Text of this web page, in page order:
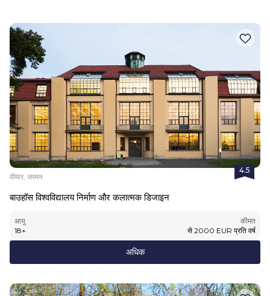
4.5
वीमार, जरमन
बाउहॉस विश्वविद्यालय निर्माण और कलात्मक डिजाइन
आयु
18+
कीमत
से 2000 EUR प्रति वर्ष
अधिक